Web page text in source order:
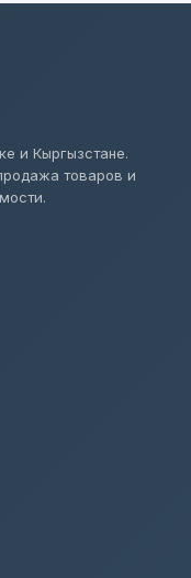
и Кыргызстане.
товаров и